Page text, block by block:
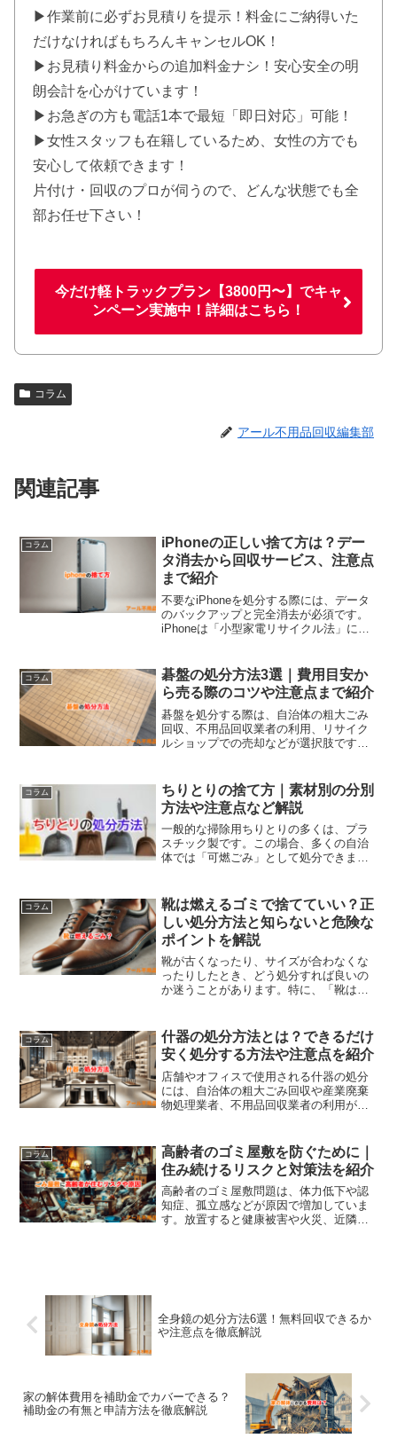
▶作業前に必ずお見積りを提示！料金にご納得いた
だけなければもちろんキャンセルOK！
▶お見積り料金からの追加料金ナシ！安心安全の明
朗会計を心がけています！
▶お急ぎの方も電話1本で最短「即日対応」可能！
▶女性スタッフも在籍しているため、女性の方でも
安心して依頼できます！
片付け・回収のプロが伺うので、どんな状態でも全
部お任せ下さい！
今だけ軽トラックプラン【3800円〜】でキャ
ンペーン実施中！詳細はこちら！
コラム
アール不用品回収編集部
関連記事
コラム
iPhoneの正しい捨て方は？デー
タ消去から回収サービス、注意点
まで紹介
不要なiPhoneを処分する際には、データ
のバックアップと完全消去が必須です。
iPhoneは「小型家電リサイクル法」に基
Appleの下取り、リサイクルボックスの利
用、買取業者への売却などがあり、それ
ぞれにメリットがあります。特にデータ
漏洩やバッテリーの扱いに注意し、適切
な手順で処分することが重要です。
コラム
碁盤の処分方法3選｜費用目安か
ら売る際のコツや注意点まで紹介
碁盤を処分する際は、自治体の粗大ごみ
回収、不用品回収業者の利用、リサイク
ルショップでの売却などが選択肢です。
自治体の無料回収イベントを活用すれば
無料で処分可能です。榧材などの高級碁
盤は専門業者の査定を受け、高価買取の
可能性を探るのがおすすめです。不法投
棄は環境や法律に悪影響を与えるため、
適切な方法を選びましょう。
コラム
ちりとりの捨て方｜素材別の分別
方法や注意点など解説
一般的な掃除用ちりとりの多くは、プラ
スチック製です。この場合、多くの自治
体では「可燃ごみ」として処分できま
類」に該当します。
コラム
靴は燃えるゴミで捨てていい？正
しい処分方法と知らないと危険な
ポイントを解説
靴が古くなったり、サイズが合わなくな
ったりしたとき、どう処分すれば良いの
か迷うことがあります。特に、「靴は燃
は、靴を燃えるごみとして捨てられるか
どうか、また、靴を安全に処...
コラム
什器の処分方法とは？できるだけ
安く処分する方法や注意点を紹介
店舗やオフィスで使用される什器の処分
には、自治体の粗大ごみ回収や産業廃棄
物処理業者、不用品回収業者の利用が一
業者から見積もりを取り、まとめて依頼
するのが効果的です。特に不用品回収業
者は、自宅やオフィスまで回収に来てく
れるため、重く大きい什器の処分が簡単
になります。
コラム
高齢者のゴミ屋敷を防ぐために｜
住み続けるリスクと対策法を紹介
高齢者のゴミ屋敷問題は、体力低下や認
知症、孤立感などが原因で増加していま
す。放置すると健康被害や火災、近隣ト
ることでリスクを軽減し、安全な生活環
境を取り戻しましょう。
全身鏡の処分方法6選！無料回収できるか
や注意点を徹底解説
家の解体費用を補助金でカバーできる？
補助金の有無と申請方法を徹底解説